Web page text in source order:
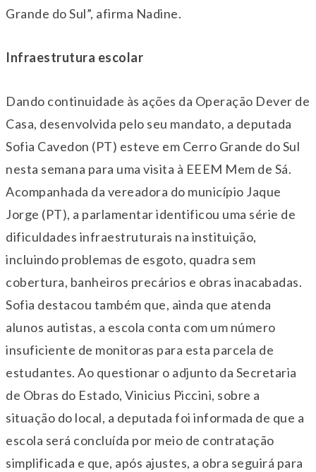
Grande do Sul”, afirma Nadine.
Infraestrutura escolar
Dando continuidade às ações da Operação Dever de
Casa, desenvolvida pelo seu mandato, a deputada
Sofia Cavedon (PT) esteve em Cerro Grande do Sul
nesta semana para uma visita à EEEM Mem de Sá.
Acompanhada da vereadora do município Jaque
Jorge (PT), a parlamentar identificou uma série de
dificuldades infraestruturais na instituição,
incluindo problemas de esgoto, quadra sem
cobertura, banheiros precários e obras inacabadas.
Sofia destacou também que, ainda que atenda
alunos autistas, a escola conta com um número
insuficiente de monitoras para esta parcela de
estudantes. Ao questionar o adjunto da Secretaria
de Obras do Estado, Vinicius Piccini, sobre a
situação do local, a deputada foi informada de que a
escola será concluída por meio de contratação
simplificada e que, após ajustes, a obra seguirá para